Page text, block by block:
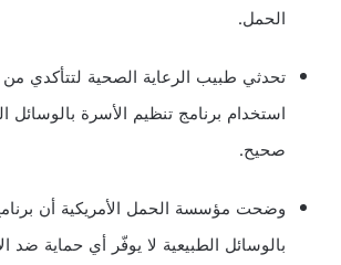
الحمل.
تحدثي طبيب الرعاية الصحية لتتأكدي
استخدام برنامج تنظيم الأسرة بالوسائل
صحيح.
وضحت مؤسسة الحمل الأمريكية أن
بالوسائل الطبيعية لا يوفّر أي حماية ضد